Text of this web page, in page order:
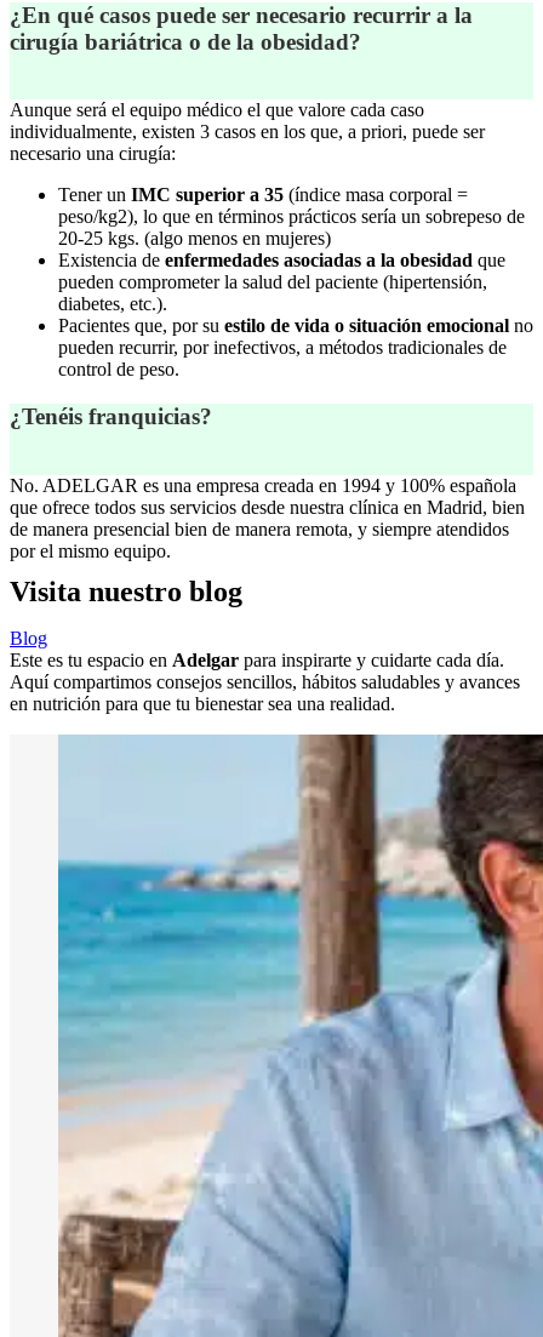
¿En qué casos puede ser necesario recurrir a la
cirugía bariátrica o de la obesidad?
Aunque será el equipo médico el que valore cada caso
individualmente, existen 3 casos en los que, a priori, puede ser
necesario una cirugía:
Tener un IMC superior a 35 (índice masa corporal =
peso/kg2), lo que en términos prácticos sería un sobrepeso de
20-25 kgs. (algo menos en mujeres)
Existencia de enfermedades asociadas a la obesidad que
pueden comprometer la salud del paciente (hipertensión,
diabetes, etc.).
Pacientes que, por su estilo de vida o situación emocional no
pueden recurrir, por inefectivos, a métodos tradicionales de
control de peso.
¿Tenéis franquicias?
No. ADELGAR es una empresa creada en 1994 y 100% española
que ofrece todos sus servicios desde nuestra clínica en Madrid, bien
de manera presencial bien de manera remota, y siempre atendidos
por el mismo equipo.
Visita nuestro blog
Blog
Este es tu espacio en Adelgar para inspirarte y cuidarte cada día.
Aquí compartimos consejos sencillos, hábitos saludables y avances
en nutrición para que tu bienestar sea una realidad.